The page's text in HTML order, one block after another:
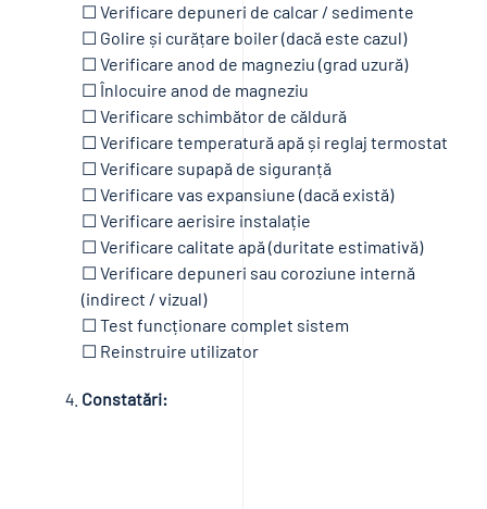
☐ Verificare depuneri de calcar / sedimente
☐ Golire și curățare boiler (dacă este cazul)
☐ Verificare anod de magneziu (grad uzură)
☐ Înlocuire anod de magneziu
☐ Verificare schimbător de căldură
☐ Verificare temperatură apă și reglaj termostat
☐ Verificare supapă de siguranță
☐ Verificare vas expansiune (dacă există)
☐ Verificare aerisire instalație
☐ Verificare calitate apă (duritate estimativă)
☐ Verificare depuneri sau coroziune internă
(indirect / vizual)
☐ Test funcționare complet sistem
☐ Reinstruire utilizator
Constatări: